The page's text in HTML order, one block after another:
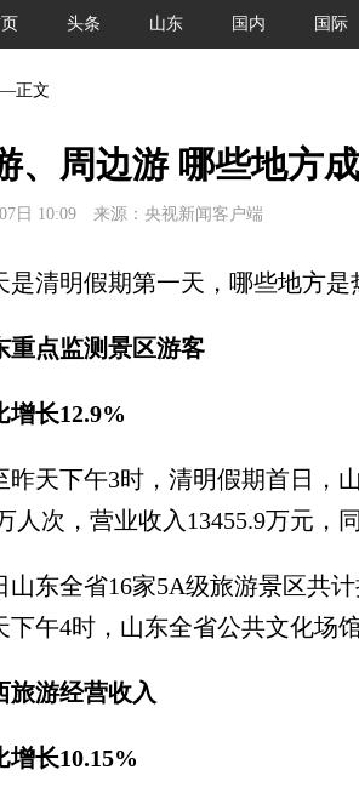
头条 山东 国内 国际
—正文
、周边游 哪些地方
07日 10:09 来源：央视新闻客户端
明假期第一天，哪些地方是
点监测景区游客
长12.9%
下午3时，清明假期首日，山
人次，营业收入13455.9万元，
全省16家5A级旅游景区共计
下午4时，山东全省公共文化场
游经营收入
长10.15%